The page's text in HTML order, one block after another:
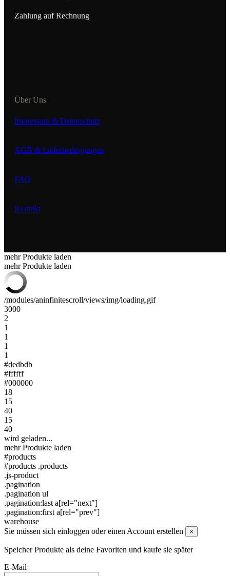
Zahlung auf Rechnung
Über Uns
Impressum & Datenschutz
AGB & Lieferbedingungen
FAQ
Kontakt
mehr Produkte laden
mehr Produkte laden
/modules/aninfinitescroll/views/img/loading.gif
3000
2
1
1
1
1
#dedbdb
#ffffff
#000000
18
15
40
15
40
wird geladen...
mehr Produkte laden
#products
#products .products
.js-product
.pagination
.pagination ul
.pagination:last a[rel="next"]
.pagination:first a[rel="prev"]
warehouse
Sie müssen sich einloggen oder einen Account erstellen
×
Speicher Produkte als deine Favoriten und kaufe sie später
E-Mail